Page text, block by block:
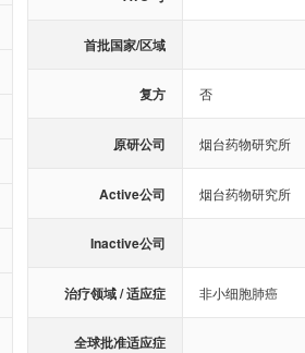
首批国家/区域
复方 否
原研公司 烟台药物研究所
Active公司 烟台药物研究所
Inactive公司
治疗领域 / 适应症 非小细胞肺癌
全球批准适应症